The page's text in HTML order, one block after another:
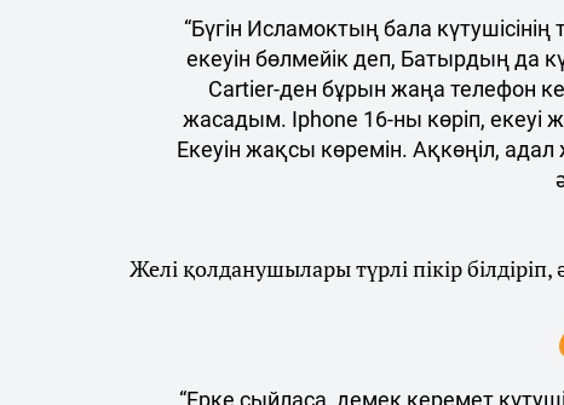
“Бүгін Исламоктың бала
екеуін бөлмейік деп, Батырдың да
Cartier-ден бұрын жаңа телефон
жасадым. Iphone 16-ны көріп, екеуі
Екеуін жақсы көремін. Ақкөңіл,
Желі қолданушылары түрлі пікір